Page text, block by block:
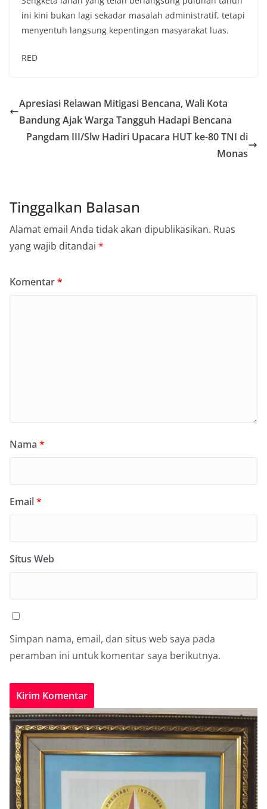
ini kini bukan lagi sekadar masalah administratif, tetapi
menyentuh langsung kepentingan masyarakat luas.
RED
Apresiasi Relawan Mitigasi Bencana, Wali Kota
Bandung Ajak Warga Tangguh Hadapi Bencana
Pangdam III/Slw Hadiri Upacara HUT ke-80 TNI di
Monas
Tinggalkan Balasan
Alamat email Anda tidak akan dipublikasikan. Ruas
yang wajib ditandai *
Komentar*
Nama *
Email*
Situs Web
Simpan nama, email, dan situs web saya pada
peramban ini untuk komentar saya berikutnya.